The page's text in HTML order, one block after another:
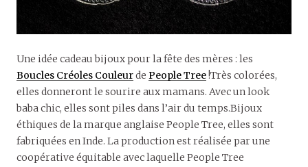
Une idée cadeau bijoux pour la fête des mères : les
Boucles Créoles Couleurde People Tree!Très colorées,
elles donneront le sourire aux mamans. Avec un look
baba chic, elles sont piles dans l’air du temps.Bijoux
éthiques de la marque anglaise People Tree, elles sont
fabriquées en Inde. La production est réalisée par une
coopérative équitable avec laquelle People Tree